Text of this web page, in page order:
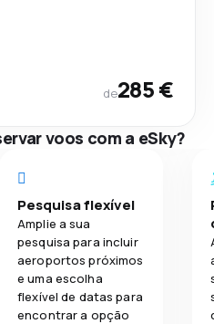
de285 €
voos com a eSky?
Pesquisa flexível
Amplie a sua
pesquisa para incluir
aeroportos próximos
e uma escolha
flexível de datas para
encontrar a opção